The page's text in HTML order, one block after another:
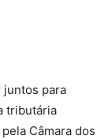
juntos para
tributária
Câmara dos